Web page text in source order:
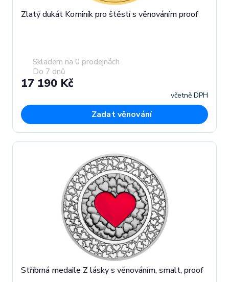
Zlatý dukát Kominík pro štěstí s věnováním proof
Skladem na 0 prodejnách
Do 7 dnů
17 190 Kč
včetně DPH
Zadat věnování
Stříbrná medaile Z lásky s věnováním, smalt, proof